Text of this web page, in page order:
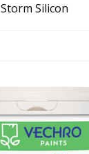
Storm Silicon